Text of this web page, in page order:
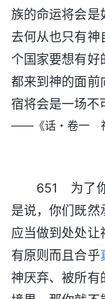
族的命运将会是
去何从也只有神
个国家要想有好
都来到神的面前
宿将会是一场不
——《话・卷一
651 为了
是说，你们既然
应当做到处处让
有原则而且合乎
神厌弃、被所有